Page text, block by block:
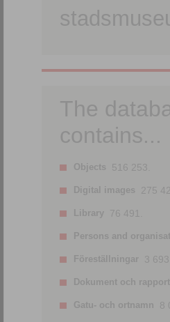
The
contains...
Objects 516 253.
Digital images 275
Library 76 491.
Persons and
Föreställningar 3 693.
Dokument och
Gatu- och ortnamn 8